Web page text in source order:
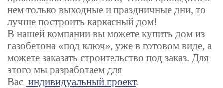
нем только выходные и праздничные дни, то
лучше построить каркасный дом!
В нашей компании вы можете купить дом из
газобетона «под ключ», уже в готовом виде, а
можете заказать строительство под заказ. Для
этого мы разработаем для
Вас индивидуальный проект.